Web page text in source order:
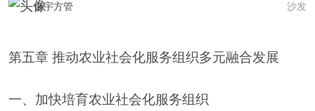
沙发
金宇方管
第五章 推动农业社会化服务组织多元融合发展
一、加快培育农业社会化服务组织